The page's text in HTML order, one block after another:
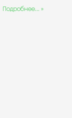
Подробнее... »